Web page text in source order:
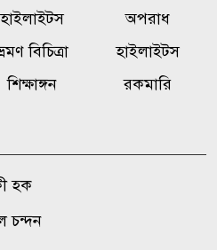
শিক্ষা প্রতিষ্ঠানে
সামগ্রী, বাদ্যযন্ত্র ও হাইজিন
দপ্তর প্রধানদের সঙ্গে
মতবিনিময় সভা
শিক্ষাপ্রতিষ্ঠানে ক্রীড়া ও
হাইলাইটস
অপরাধ
বিচিত্রা
হাইলাইটস
শিক্ষাঙ্গন রকমারি
হক
চন্দন